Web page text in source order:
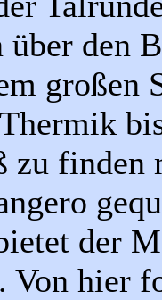
über den
großen
zu finden
der
hier